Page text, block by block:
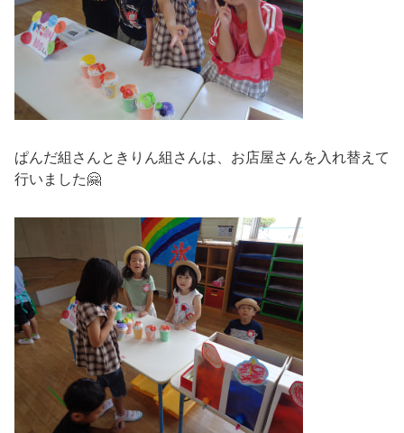
ぱんだ組さんときりん組さんは、お店屋さんを入れ替えて
行いました🤗